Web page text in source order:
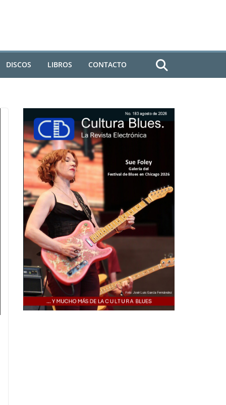
DISCOS LIBROS CONTACTO